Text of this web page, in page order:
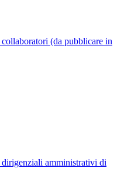
(da pubblicare in
amministrativi di